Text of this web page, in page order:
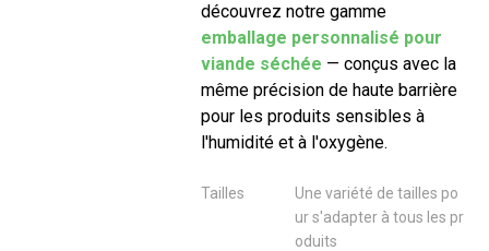
découvrez notre gamme
emballage personnalisé pour
viande séchée — conçus avec la
même précision de haute barrière
pour les produits sensibles à
l'humidité et à l'oxygène.
Tailles
Une variété de tailles po
ur s'adapter à tous les pr
oduits